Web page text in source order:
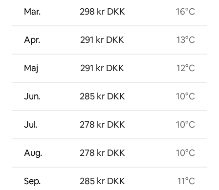
Mar.
Apr.
Maj
Jun.
Jul.
Aug.
Sep.
298 kr DKK
291 kr DKK
291 kr DKK
285 kr DKK
278 kr DKK
278 kr DKK
285 kr DKK
16°C
13°C
12°C
10°C
10°C
10°C
11°C